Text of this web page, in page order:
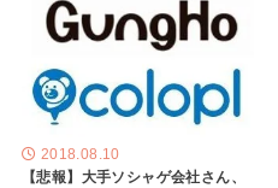
2018.08.10
【悲報】大手ソシャゲ会社さん、